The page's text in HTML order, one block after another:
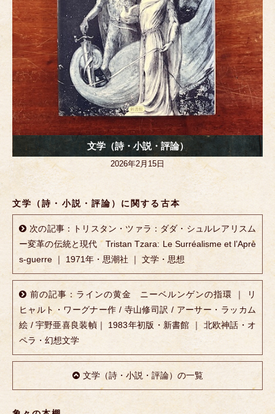
文学（詩・小説・評論）
2026年2月15日
文学（詩・小説・評論）に関する古本
次の記事：トリスタン・ツァラ：ダダ・シュルレアリスム
ー変革の伝統と現代 Tristan Tzara: Le Surréalisme et l’Aprè
s-guerre ｜ 1971年・思潮社 ｜ 文学・思想
前の記事：ラインの黄金 ニーベルンゲンの指環 ｜ リ
ヒャルト・ワーグナー作 / 寺山修司訳 / アーサー・ラッカム
絵 / 宇野亜喜良装幀｜ 1983年初版・新書館 ｜ 北欧神話・オ
ペラ・幻想文学
文学（詩・小説・評論）の一覧